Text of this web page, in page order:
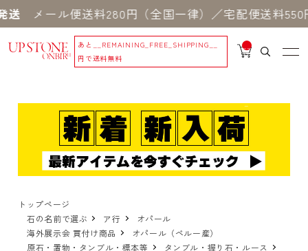
ル便送料280円（全国一律）／宅配便送料550円
あと
__REMAINING_FREE_SHIPPING__
円で送料無料
__
IT
_
トップページ
石の名前で選ぶ
ア行
オパール
海外展示会 買付け商品
オパール（ペルー産）
原石・置物・タンブル・標本等
タンブル・握り石・ルース